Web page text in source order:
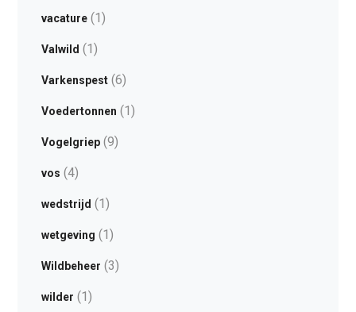
vacature(1)
Valwild (1)
Varkenspest(6)
Voedertonnen (1)
Vogelgriep(9)
vos (4)
wedstrijd (1)
wetgeving (1)
Wildbeheer (3)
wilder (1)